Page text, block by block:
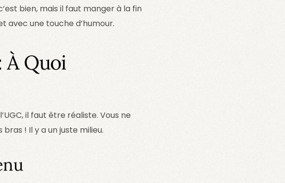
bien, mais il faut manger à la fin
avec une touche d’humour.
À Quoi
il faut être réaliste. Vous ne
! Il y a un juste milieu.